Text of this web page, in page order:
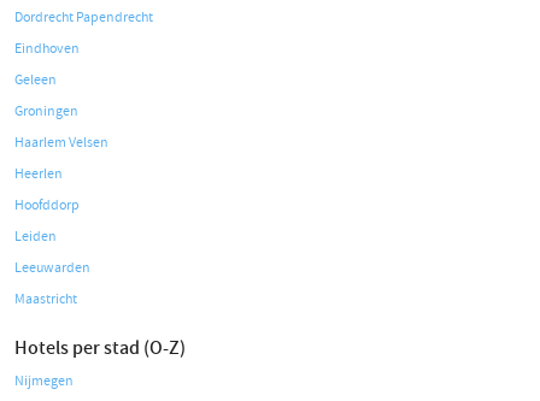
Dordrecht Papendrecht
Eindhoven
Geleen
Groningen
Haarlem Velsen
Heerlen
Hoofddorp
Leiden
Leeuwarden
Maastricht
Hotels per stad (O-Z)
Nijmegen